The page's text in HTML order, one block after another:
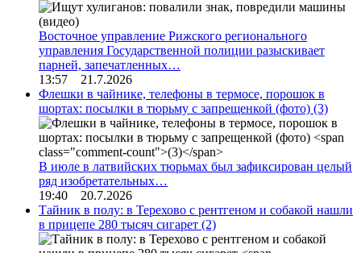
Восточное управление Рижского регионального
управления Государственной полиции разыскивает
парней, запечатленных…
13:57 21.7.2026
Флешки в чайнике, телефоны в термосе, порошок в
шортах: посылки в тюрьму с запрещенкой (фото) (3)
В июле в латвийских тюрьмах был зафиксирован целый
ряд изобретательных…
19:40 20.7.2026
Тайник в полу: в Терехово с рентгеном и собакой нашли
в прицепе 280 тысяч сигарет (2)